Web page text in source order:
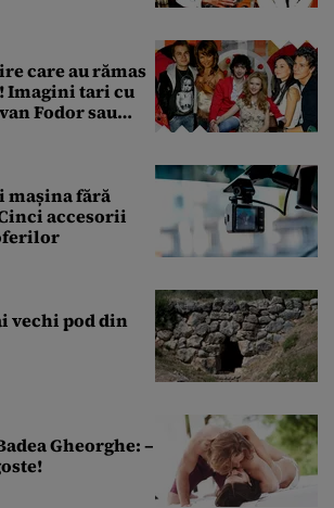
care au rămas
Imagini tari cu
Fodor sau
mașina fără
accesorii
vechi pod din
Gheorghe: –